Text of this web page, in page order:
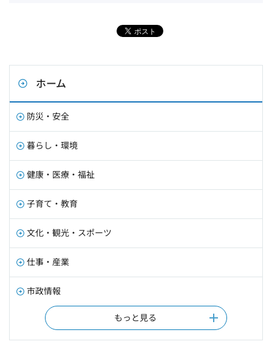
ホーム
防災・安全
暮らし・環境
健康・医療・福祉
子育て・教育
文化・観光・スポーツ
仕事・産業
市政情報
もっと見る